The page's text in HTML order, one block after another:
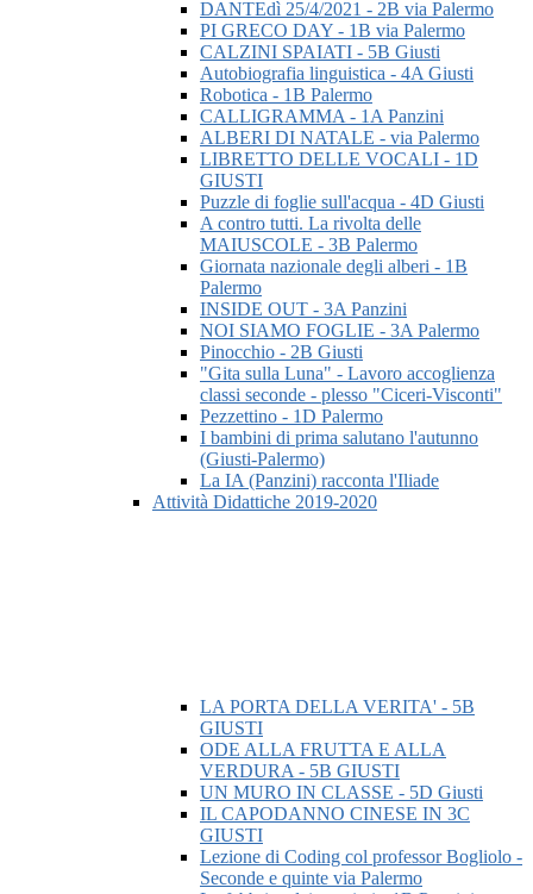
DANTEdì 25/4/2021 - 2B via Palermo
PI GRECO DAY - 1B via Palermo
CALZINI SPAIATI - 5B Giusti
Autobiografia linguistica - 4A Giusti
Robotica - 1B Palermo
CALLIGRAMMA - 1A Panzini
ALBERI DI NATALE - via Palermo
LIBRETTO DELLE VOCALI - 1D
GIUSTI
Puzzle di foglie sull'acqua - 4D Giusti
A contro tutti. La rivolta delle
MAIUSCOLE - 3B Palermo
Giornata nazionale degli alberi - 1B
Palermo
INSIDE OUT - 3A Panzini
NOI SIAMO FOGLIE - 3A Palermo
Pinocchio - 2B Giusti
"Gita sulla Luna" - Lavoro accoglienza
classi seconde - plesso "Ciceri-Visconti"
Pezzettino - 1D Palermo
I bambini di prima salutano l'autunno
(Giusti-Palermo)
La IA (Panzini) racconta l'Iliade
Attività Didattiche 2019-2020
LA PORTA DELLA VERITA' - 5B
GIUSTI
ODE ALLA FRUTTA E ALLA
VERDURA - 5B GIUSTI
UN MURO IN CLASSE - 5D Giusti
IL CAPODANNO CINESE IN 3C
GIUSTI
Lezione di Coding col professor Bogliolo -
Seconde e quinte via Palermo